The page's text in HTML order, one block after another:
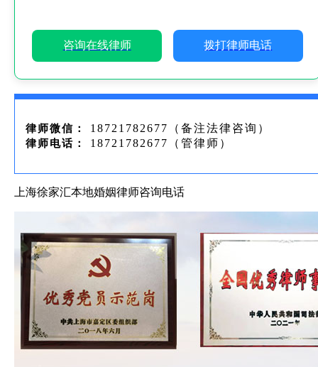
咨询在线律师 拨打律师电话
律师微信： 18721782677（备注法律咨询）
律师电话： 18721782677（管律师）
上海徐家汇本地婚姻律师咨询电话